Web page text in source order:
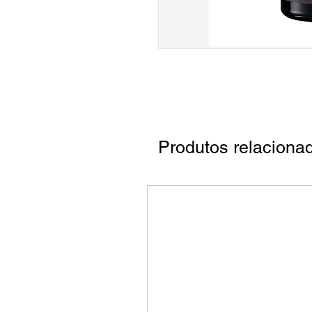
Produtos